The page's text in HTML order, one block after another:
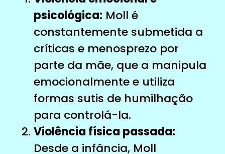
psicológica: Moll é
constantemente submetida a
críticas e menosprezo por
parte da mãe, que a manipula
emocionalmente e utiliza
formas sutis de humilhação
para controlá-la.
Violência física passada:
Desde a infância, Moll